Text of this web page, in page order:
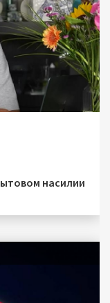
насилии